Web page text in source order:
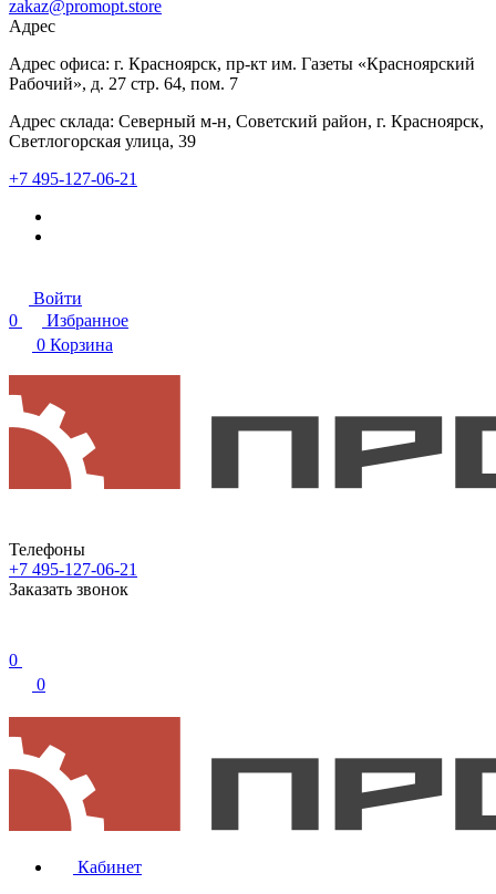
zakaz@promopt.store
Адрес
Адрес офиса: г. Красноярск, пр-кт им. Газеты «Красноярский
Рабочий», д. 27 стр. 64, пом. 7
Адрес склада: Северный м-н, Советский район, г. Красноярск,
Светлогорская улица, 39
+7 495-127-06-21
Войти
0
Избранное
0 Корзина
Телефоны
+7 495-127-06-21
Заказать звонок
0
0
Кабинет